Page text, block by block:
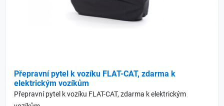
Přepravní pytel k vozíku FLAT-CAT, zdarma k
elektrickým vozíkům
Přepravní pytel k vozíku FLAT-CAT, zdarma k elektrickým